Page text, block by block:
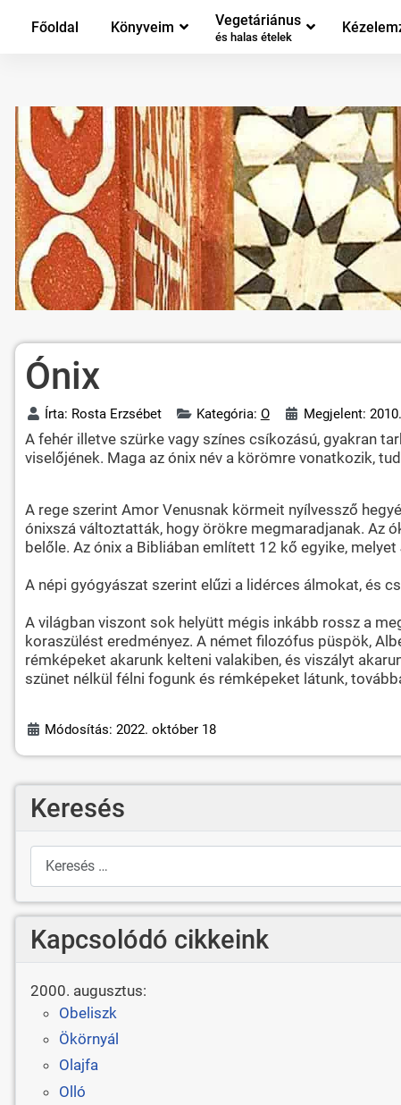
Főoldal Könyveim Vegetáriánus
és halas ételek
Ónix
Írta: Rosta Erzsébet Kategória: O Megjelent:
A fehér illetve szürke vagy színes csíkozású, gyakran
viselőjének. Maga az ónix név a körömre vonatkozik,
A rege szerint Amor Venusnak körmeit nyílvessző
ónixszá változtatták, hogy örökre megmaradjanak. Az
belőle. Az ónix a Bibliában említett 12 kő egyike,
A népi gyógyászat szerint elűzi a lidérces álmokat, és
A világban viszont sok helyütt mégis inkább rossz a
koraszülést eredményez. A német filozófus püspök,
rémképeket akarunk kelteni valakiben, és viszályt
szünet nélkül félni fogunk és rémképeket látunk,
Módosítás: 2022. október 18
Keresés
Keresés
Kapcsolódó cikkeink
2000. augusztus:
Obeliszk
Ökörnyál
Olajfa
Olló